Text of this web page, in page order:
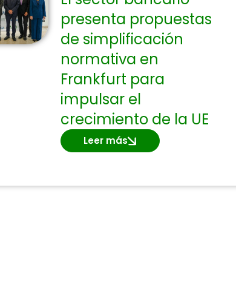
presenta propuestas
de simplificación
normativa en
Frankfurt para
impulsar el
crecimiento de la UE
Leer más